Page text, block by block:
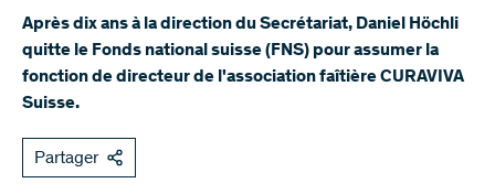
Après dix ans à la direction du Secrétariat, Daniel Höchli
quitte le Fonds national suisse (FNS) pour assumer la
fonction de directeur de l'association faîtière CURAVIVA
Suisse.
Partager